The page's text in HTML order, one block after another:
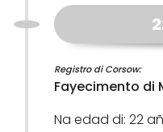
Registro di Corsow:
Fayecimento di
Na edad di: 22